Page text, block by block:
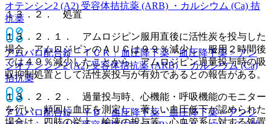
オテンシン2 (A2) 受容体拮抗薬 (ARB) ・カルシウム (Ca) 拮
抗薬
アムバロ配合錠「ＴＣＫ」 血圧降下薬・血圧降下薬 > アン
ジオテンシン2 (A2) 受容体拮抗薬 (ARB) ・カルシウム (Ca)
拮抗薬
アムバロ配合錠「ＹＤ」血圧降下薬・血圧降下薬 > アンジ
１３．２． 処置
１３．２．１． アムロジピン服用直後に活性炭を投与した
場合、アムロジピンのＡＵＣは９９％減少し、服用２時間後
では４９％減少したことから、アムロジピン過量投与時の吸
収抑制処置として活性炭投与が有効であるとの報告がある。
１３．２．２． 過量投与時、心機能・呼吸機能のモニター
を行い、頻回に血圧を測定し、著しい血圧低下が認められた
場合は、四肢の挙上、輸液の投与等、心血管系に対する処置